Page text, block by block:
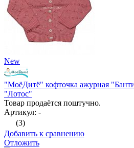
New
"МоёДитё" кофточка ажурная
"Лотос"
Товар продаётся поштучно.
Артикул: -
(3)
Добавить к сравнению
Отложить